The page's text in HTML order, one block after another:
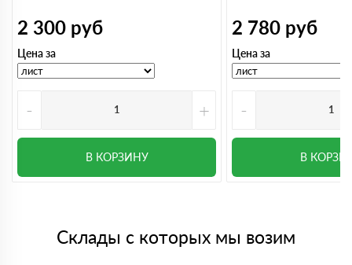
2 300 руб
Цена за
- +
В КОРЗИНУ
2 780 руб
Цена за
-
В
Склады с которых мы возим